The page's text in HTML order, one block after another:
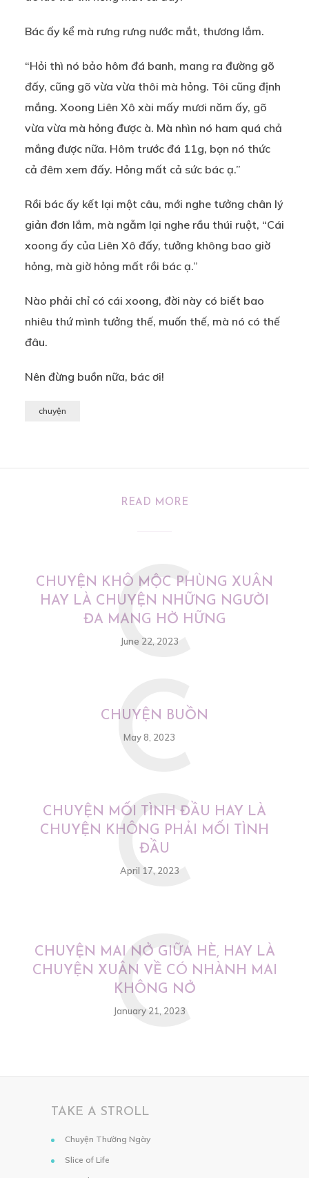
Bác ấy kể mà rưng rưng nước mắt, thương lắm.
“Hỏi thì nó bảo hôm đá banh, mang ra đường gõ
đấy, cũng gõ vừa vừa thôi mà hỏng. Tôi cũng định
mắng. Xoong Liên Xô xài mấy mươi năm ấy, gõ
vừa vừa mà hỏng được à. Mà nhìn nó ham quá chả
mắng được nữa. Hôm trước đá 11g, bọn nó thức
cả đêm xem đấy. Hỏng mất cả sức bác ạ.”
Rồi bác ấy kết lại một câu, mới nghe tưởng chân lý
giản đơn lắm, mà ngẫm lại nghe rầu thúi ruột, “Cái
xoong ấy của Liên Xô đấy, tưởng không bao giờ
hỏng, mà giờ hỏng mất rồi bác ạ.”
Nào phải chỉ có cái xoong, đời này có biết bao
nhiêu thứ mình tưởng thế, muốn thế, mà nó có thế
đâu.
Nên đừng buồn nữa, bác ơi!
chuyện
READ MORE
CHUYỆN KHÔ MỘC PHÙNG XUÂN
HAY LÀ CHUYỆN NHỮNG NGƯỜI
ĐA MANG HỜ HỮNG
June 22, 2023
C
CHUYỆN BUỒN
May 8, 2023
C
CHUYỆN MỐI TÌNH ĐẦU HAY LÀ
CHUYỆN KHÔNG PHẢI MỐI TÌNH
ĐẦU
April 17, 2023
C
CHUYỆN MAI NỞ GIỮA HÈ, HAY LÀ
CHUYỆN XUÂN VỀ CÓ NHÀNH MAI
KHÔNG NỞ
January 21, 2023
C
TAKE A STROLL
Chuyện Thường Ngày
Slice of Life